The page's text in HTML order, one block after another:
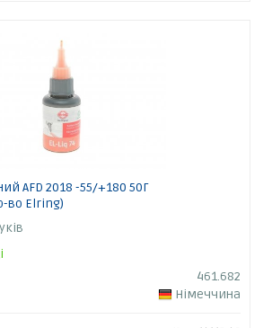
AFD 2018 -55/+180 50Г
во Elring)
461.682
Німеччина